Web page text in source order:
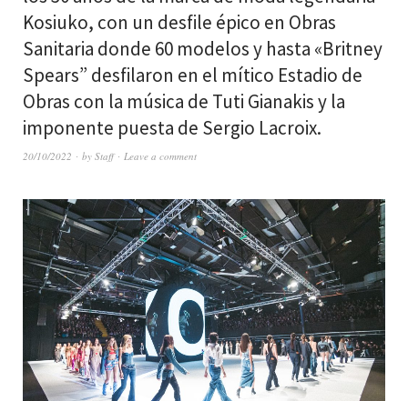
Kosiuko, con un desfile épico en Obras
Sanitaria donde 60 modelos y hasta «Britney
Spears” desfilaron en el mítico Estadio de
Obras con la música de Tuti Gianakis y la
imponente puesta de Sergio Lacroix.
20/10/2022 by Staff Leave a comment